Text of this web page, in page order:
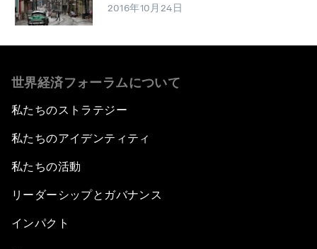
2016年10月24日
世界経済フォーラムについて
私たちのストラテジー
私たちのアイデンティティ
私たちの活動
リーダーシップとガバナンス
インパクト